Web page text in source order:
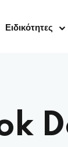
Ειδικότητες